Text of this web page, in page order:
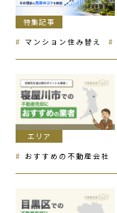
特集記事
マンション住み替え
エリア
おすすめの不動産会社